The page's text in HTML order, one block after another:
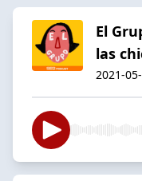
El
las
2021-